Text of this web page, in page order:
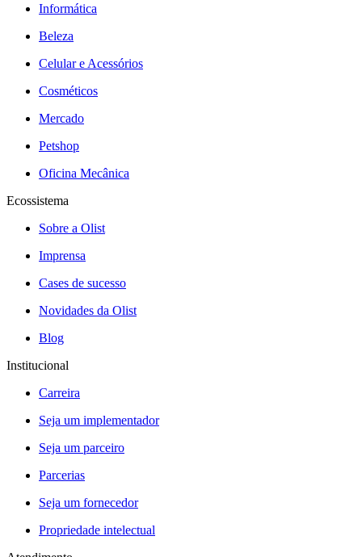
Informática
Beleza
Celular e Acessórios
Cosméticos
Mercado
Petshop
Oficina Mecânica
Ecossistema
Sobre a Olist
Imprensa
Cases de sucesso
Novidades da Olist
Blog
Institucional
Carreira
Seja um implementador
Seja um parceiro
Parcerias
Seja um fornecedor
Propriedade intelectual